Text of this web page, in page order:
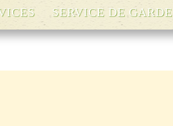
SERVICE DE GARDE